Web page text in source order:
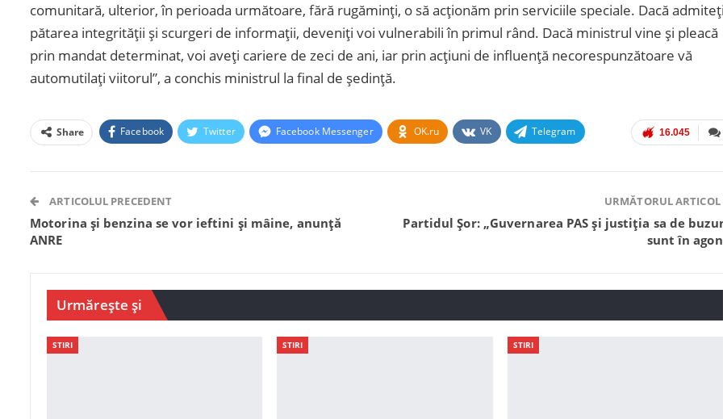
comunitară, ulterior, în perioada următoare, fără rugăminți, o să acționăm prin serviciile speciale. Dacă admiteți
pătarea integrității și scurgeri de informații, deveniți voi vulnerabili în primul rând. Dacă ministrul vine și pleacă
prin mandat determinat, voi aveți cariere de zeci de ani, iar prin acțiuni de influență necorespunzătoare vă
automutilați viitorul”, a conchis ministrul la final de ședință.
16.045
Share Facebook Twitter Facebook Messenger OK.ru VK Telegram
ARTICOLUL PRECEDENT
Motorina și benzina se vor ieftini și mâine, anunță
ANRE
URMĂTORUL ARTICOL
Partidul Șor: „Guvernarea PAS și justiția sa de
sunt în
Urmărește și
STIRI STIRI STIRI